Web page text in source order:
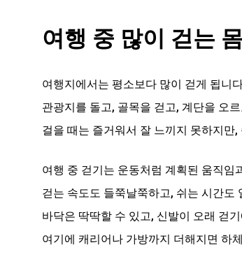
여행 중 많이 걷는
여행지에서는 평소보다 많이 걷게 됩니
관광지를 돌고, 골목을 걷고, 계단을 오
걸을 때는 즐거워서 잘 느끼지 못하지
여행 중 걷기는 운동처럼 계획된 움직임
걷는 속도도 들쭉날쭉하고, 쉬는 시간도
바닥은 딱딱할 수 있고, 신발이 오래 걷
여기에 캐리어나 가방까지 더해지면 하